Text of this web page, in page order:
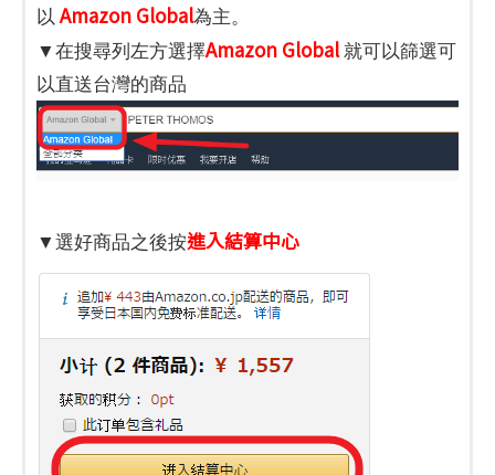
以Amazon Global為主。
▼在搜尋列左方選擇Amazon Global就可以篩選可
以直送台灣的商品
▼選好商品之後按進入結算中心